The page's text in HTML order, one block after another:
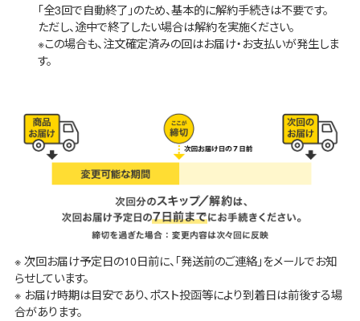
「全3回で自動終了」のため、基本的に解約手続きは不要です。
ただし、途中で終了したい場合は解約を実施ください。
※この場合も、注文確定済みの回はお届け・お支払いが発生しま
す。
※ 次回お届け予定日の10日前に、「発送前のご連絡」をメールでお知
らせしています。
※ お届け時期は目安であり、ポスト投函等により到着日は前後する場
合があります。